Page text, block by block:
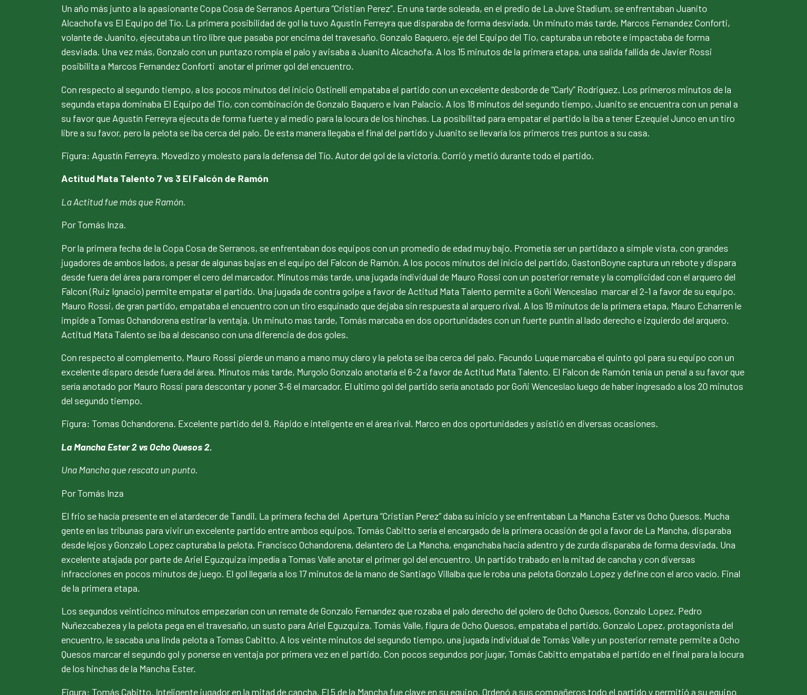
Un año más junto a la apasionante Copa Cosa de Serranos Apertura “Cristian Perez”. En una tarde soleada, en el predio de La Juve Stadium, se enfrentaban Juanito
Alcachofa vs El Equipo del Tío. La primera posibilidad de gol la tuvo Agustin Ferreyra que disparaba de forma desviada. Un minuto más tarde, Marcos Fernandez Conforti,
volante de Juanito, ejecutaba un tiro libre que pasaba por encima del travesaño. Gonzalo Baquero, eje del Equipo del Tio, capturaba un rebote e impactaba de forma
desviada. Una vez más, Gonzalo con un puntazo rompía el palo y avisaba a Juanito Alcachofa. A los 15 minutos de la primera etapa, una salida fallida de Javier Rossi
posibilita a Marcos Fernandez Conforti anotar el primer gol del encuentro.
Con respecto al segundo tiempo, a los pocos minutos del inicio Ostinelli empataba el partido con un excelente desborde de “Carly” Rodriguez. Los primeros minutos de la
segunda etapa dominaba El Equipo del Tio, con combinación de Gonzalo Baquero e Ivan Palacio. A los 18 minutos del segundo tiempo, Juanito se encuentra con un penal a
su favor que Agustín Ferreyra ejecuta de forma fuerte y al medio para la locura de los hinchas. La posibilitad para empatar el partido la iba a tener Ezequiel Junco en un tiro
libre a su favor, pero la pelota se iba cerca del palo. De esta manera llegaba el final del partido y Juanito se llevaría los primeros tres puntos a su casa.
Figura: Agustín Ferreyra. Movedizo y molesto para la defensa del Tío. Autor del gol de la victoria. Corrió y metió durante todo el partido.
Actitud Mata Talento 7 vs 3 El Falcón de Ramón
La Actitud fue más que Ramón.
Por Tomás Inza.
Por la primera fecha de la Copa Cosa de Serranos, se enfrentaban dos equipos con un promedio de edad muy bajo. Prometía ser un partidazo a simple vista, con grandes
jugadores de ambos lados, a pesar de algunas bajas en el equipo del Falcon de Ramón. A los pocos minutos del inicio del partido, GastonBoyne captura un rebote y dispara
desde fuera del área para romper el cero del marcador. Minutos más tarde, una jugada individual de Mauro Rossi con un posterior remate y la complicidad con el arquero del
Falcon (Ruiz Ignacio) permite empatar el partido. Una jugada de contra golpe a favor de Actitud Mata Talento permite a Goñi Wenceslao marcar el 2-1 a favor de su equipo.
Mauro Rossi, de gran partido, empataba el encuentro con un tiro esquinado que dejaba sin respuesta al arquero rival. A los 19 minutos de la primera etapa, Mauro Echarren le
impide a Tomas Ochandorena estirar la ventaja. Un minuto mas tarde, Tomás marcaba en dos oportunidades con un fuerte puntín al lado derecho e izquierdo del arquero.
Actitud Mata Talento se iba al descanso con una diferencia de dos goles.
Con respecto al complemento, Mauro Rossi pierde un mano a mano muy claro y la pelota se iba cerca del palo. Facundo Luque marcaba el quinto gol para su equipo con un
excelente disparo desde fuera del área. Minutos más tarde, Murgolo Gonzalo anotaría el 6-2 a favor de Actitud Mata Talento. El Falcon de Ramón tenía un penal a su favor que
sería anotado por Mauro Rossi para descontar y poner 3-6 el marcador. El ultimo gol del partido sería anotado por Goñi Wenceslao luego de haber ingresado a los 20 minutos
del segundo tiempo.
Figura: Tomas Ochandorena. Excelente partido del 9. Rápido e inteligente en el área rival. Marco en dos oportunidades y asistió en diversas ocasiones.
La Mancha Ester 2 vs Ocho Quesos 2.
Una Mancha que rescata un punto.
Por Tomás Inza
El frio se hacía presente en el atardecer de Tandil. La primera fecha del Apertura “Cristian Perez” daba su inicio y se enfrentaban La Mancha Ester vs Ocho Quesos. Mucha
gente en las tribunas para vivir un excelente partido entre ambos equipos. Tomás Cabitto sería el encargado de la primera ocasión de gol a favor de La Mancha, disparaba
desde lejos y Gonzalo Lopez capturaba la pelota. Francisco Ochandorena, delantero de La Mancha, enganchaba hacia adentro y de zurda disparaba de forma desviada. Una
excelente atajada por parte de Ariel Eguzquiza impedía a Tomas Valle anotar el primer gol del encuentro. Un partido trabado en la mitad de cancha y con diversas
infracciones en pocos minutos de juego. El gol llegaría a los 17 minutos de la mano de Santiago Villalba que le roba una pelota Gonzalo Lopez y define con el arco vacío. Final
de la primera etapa.
Los segundos veinticinco minutos empezarían con un remate de Gonzalo Fernandez que rozaba el palo derecho del golero de Ocho Quesos, Gonzalo Lopez. Pedro
Nuñezcabezea y la pelota pega en el travesaño, un susto para Ariel Eguzquiza. Tomás Valle, figura de Ocho Quesos, empataba el partido. Gonzalo Lopez, protagonista del
encuentro, le sacaba una linda pelota a Tomas Cabitto. A los veinte minutos del segundo tiempo, una jugada individual de Tomás Valle y un posterior remate permite a Ocho
Quesos marcar el segundo gol y ponerse en ventaja por primera vez en el partido. Con pocos segundos por jugar, Tomás Cabitto empataba el partido en el final para la locura
de los hinchas de la Mancha Ester.
Figura: Tomás Cabitto. Inteligente jugador en la mitad de cancha. El 5 de la Mancha fue clave en su equipo. Ordenó a sus compañeros todo el partido y permitió a su equipo